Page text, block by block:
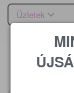
Üzletek